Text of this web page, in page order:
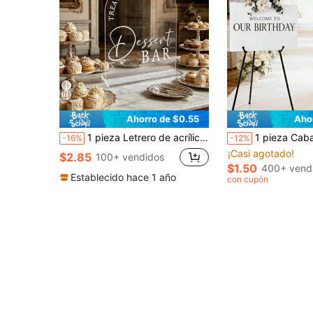
Ahorro de $0.55
-16% 1 pieza Letrero de acrílico impreso "Barra de postres" - Adecuado para baby shower al aire libre, fiesta, decoración de mesa de boda, letrero de barra de postres para té de la tarde, también adecuado para decoración de ceremonia de baby shower, suministros para baby shower
$2.85 100+ vendidos
Establecido hace 1 año
-12% 1 pieza Caballete plegable de 66 pulg/14.6 pulg, caballete para cartel de baby shower - Soporte de exhibición portátil - Capacidad de 5 libras, adecuado para pancartas y exhibición de carteles de baby shower, trípode de metal ajustable, caballete de
¡Casi agotado!
$1.50 400+
con cupón